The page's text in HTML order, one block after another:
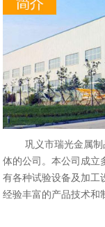
巩义市瑞光金属制
体的公司。本公司成立
有各种试验设备及加工
经验丰富的产品技术和